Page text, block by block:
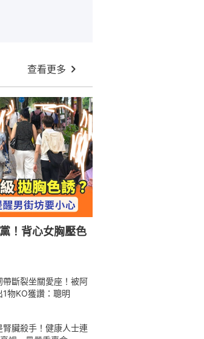
查看更多
！背心女胸壓色
帶斷裂坐關愛座！被阿
物KO獲讚：聰明
腎臟殺手！健康人士連